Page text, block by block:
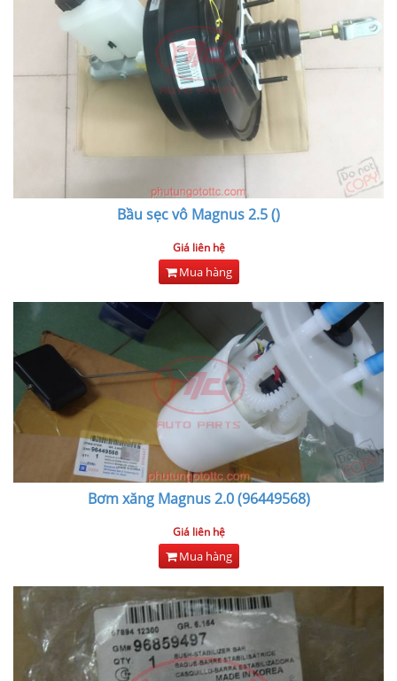
Bầu sẹc vô Magnus 2.5 ()
Giá liên hệ
Mua hàng
Bơm xăng Magnus 2.0 (96449568)
Giá liên hệ
Mua hàng